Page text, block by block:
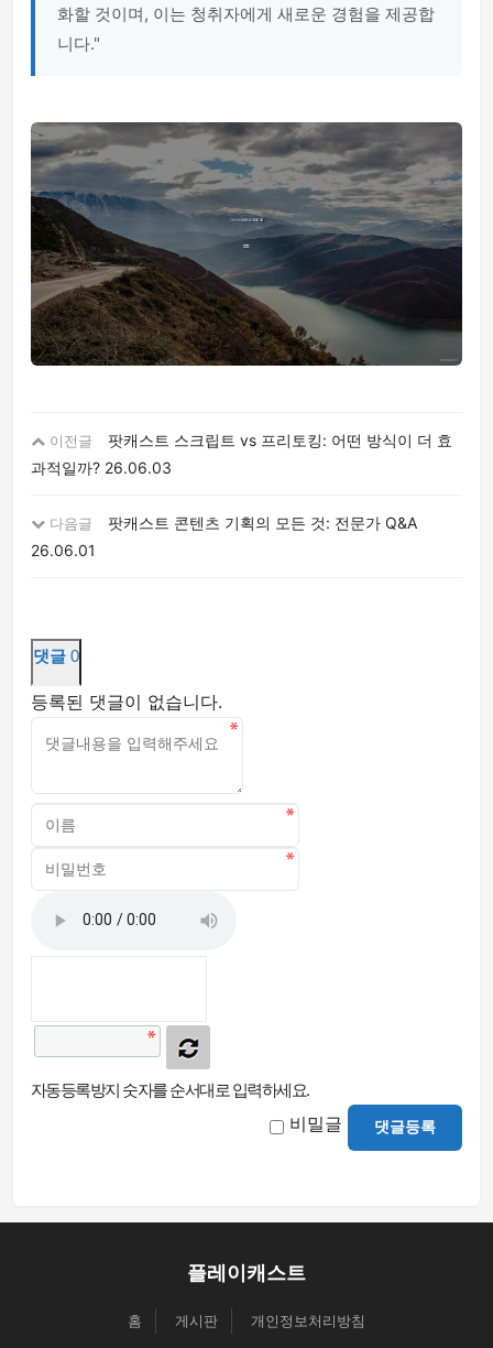
화할 것이며, 이는 청취자에게 새로운 경험을 제공합
니다."
이전글
팟캐스트 스크립트 vs 프리토킹: 어떤 방식이 더 효
과적일까? 26.06.03
다음글
팟캐스트 콘텐츠 기획의 모든 것: 전문가 Q&A
26.06.01
댓글 0
등록된 댓글이 없습니다.
자동등록방지 숫자를 순서대로 입력하세요.
비밀글 댓글등록
플레이캐스트
홈 게시판 개인정보처리방침